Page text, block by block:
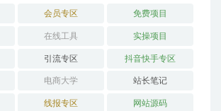
会员专区 免费项目
在线工具 实操项目
引流专区 抖音快手专区
电商大学 站长笔记
线报专区 网站源码